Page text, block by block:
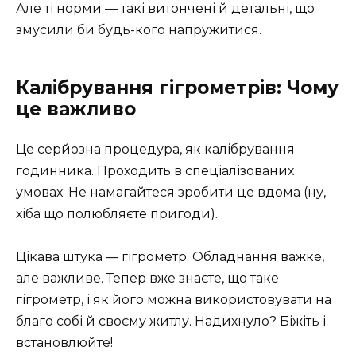
Але ті норми — такі витончені й детальні, що
змусили би будь-кого напружитися.
Калібрування гігрометрів: Чому
це важливо
Це серйозна процедура, як калібрування
годинника. Проходить в спеціалізованих
умовах. Не намагайтеся зробити це вдома (ну,
хіба що полюбляєте пригоди).
Цікава штука — гігрометр. Обладнання важке,
але важливе. Тепер вже знаєте, що таке
гігрометр, і як його можна використовувати на
благо собі й своєму житлу. Надихнуло? Біжіть і
встановлюйте!